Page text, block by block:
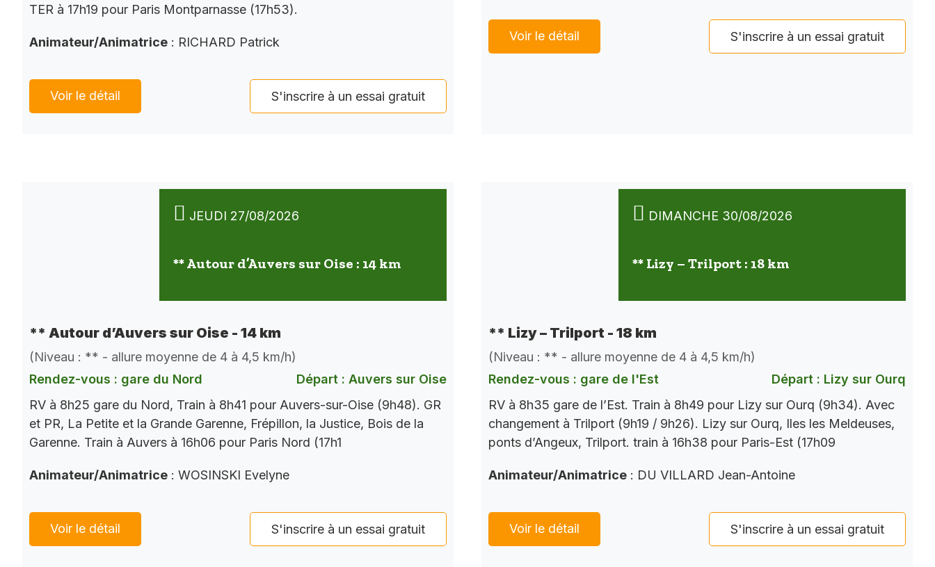
TER à 17h19 pour Paris Montparnasse (17h53).
Animateur/Animatrice : RICHARD Patrick
Voir le détail S'inscrire à un essai gratuit
Voir le détail S'inscrire à un essai gratuit
JEUDI 27/08/2026
** Autour d’Auvers sur Oise : 14 km
** Autour d’Auvers sur Oise - 14 km
(Niveau : ** - allure moyenne de 4 à 4,5 km/h)
Rendez-vous : gare du Nord
Départ : Auvers sur Oise
RV à 8h25 gare du Nord, Train à 8h41 pour Auvers-sur-Oise (9h48). GR
et PR, La Petite et la Grande Garenne, Frépillon, la Justice, Bois de la
Garenne. Train à Auvers à 16h06 pour Paris Nord (17h1
Animateur/Animatrice : WOSINSKI Evelyne
Voir le détail S'inscrire à un essai gratuit
DIMANCHE 30/08/2026
** Lizy – Trilport : 18 km
** Lizy – Trilport - 18 km
(Niveau : ** - allure moyenne de 4 à 4,5 km/h)
Rendez-vous : gare de l'Est
Départ : Lizy sur Ourq
RV à 8h35 gare de l’Est. Train à 8h49 pour Lizy sur Ourq (9h34). Avec
changement à Trilport (9h19 / 9h26). Lizy sur Ourq, Iles les Meldeuses,
ponts d’Angeux, Trilport. train à 16h38 pour Paris-Est (17h09
Animateur/Animatrice : DU VILLARD Jean-Antoine
Voir le détail S'inscrire à un essai gratuit